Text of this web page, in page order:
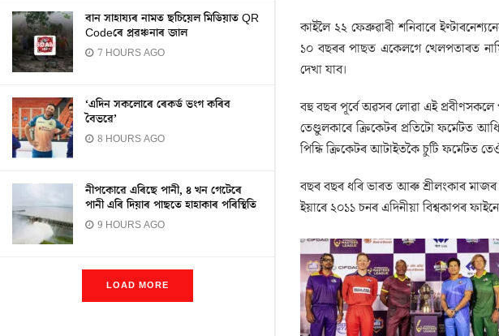
বান সাহায্যৰ নামত ছচিয়েল মিডিয়াত QR
Codeৰে প্ৰৱঞ্চনাৰ জাল
7 HOURS AGO
‘এদিন সকলোৰে ৰেকৰ্ড ভংগ কৰিব
বৈভৱে’
8 HOURS AGO
নীপকোৱে এৰিছে পানী, ৪ খন গেটেৰে
পানী এৰি দিয়াৰ পাছতে হাহাকাৰ পৰিস্থিতি
9 HOURS AGO
LOAD MORE
কাইলৈ ২২ ফেব্ৰুৱাৰী শনিবাৰে
১০ বছৰৰ পাছত একেলগে খেলপতাৰত
দেখা যাব।
বহু বছৰ পূৰ্বে অৱসৰ লোৱা এই
তেণ্ডুলকাৰে ক্ৰিকেটৰ প্ৰতিটো ফৰ্মেটত
পিন্ধি ক্ৰিকেটৰ আটাইতকৈ চুটি ফৰ্মেটত
বছৰ বছৰ ধৰি ভাৰত আৰু শ্ৰীলংকাৰ
ইয়াৰে ২০১১ চনৰ এদিনীয়া বিশ্বকাপৰ